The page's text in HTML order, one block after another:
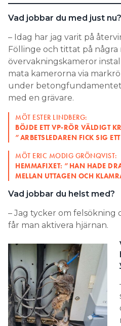
Vad jobbar du med just nu?
– Idag har jag varit på
Föllinge och tittat på några
övervakningskameror
mata kamerorna via
under
med en grävare.
MÖT ESTER LINDBERG:
BÖJDE ETT VP-RÖR VÄLDIGT
”ARBETSLEDAREN FICK SIG
MÖT ERIC MODIG GRÖNQVIST:
HEMMAFIXET: ”HAN HADE
MELLAN UTTAGEN OCH
Vad jobbar du helst med?
– Jag tycker om felsökning
får man aktivera hjärnan.